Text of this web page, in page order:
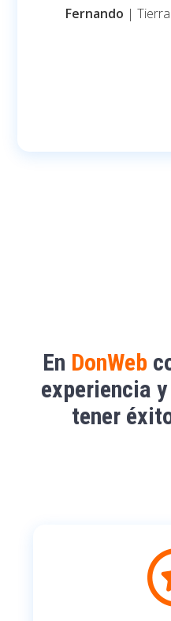
Fernando |
En DonWeb
experiencia
tener